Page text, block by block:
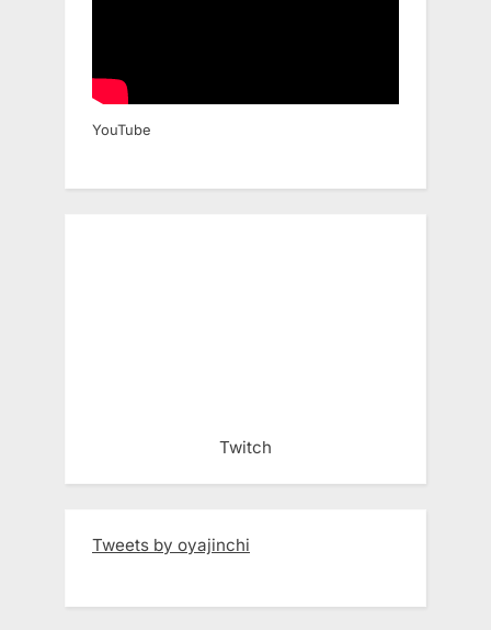
YouTube
Twitch
Tweets by oyajinchi